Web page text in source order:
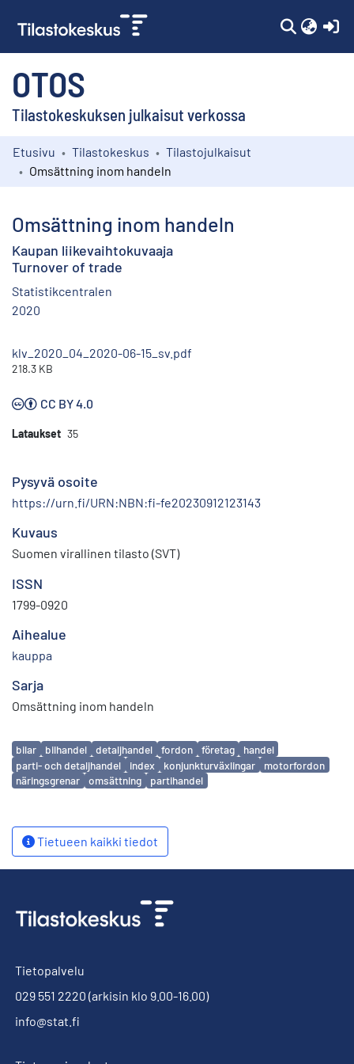
OTOS
Tilastokeskuksen julkaisut verkossa
Kokoelmat
Etusivu Tilastokeskus
Tilastojulkaisut
Omsättning inom handeln
Omsättning inom handeln
Kaupan liikevaihtokuvaaja
Turnover of trade
Statistikcentralen
2020
klv_2020_04_2020-06-15_sv.pdf
218.3 KB
CC BY 4.0
Lataukset 35
Pysyvä osoite
https://urn.fi/URN:NBN:fi-fe20230912123143
Kuvaus
Suomen virallinen tilasto (SVT)
ISSN
1799-0920
Aihealue
kauppa
Sarja
Omsättning inom handeln
Avainsanat
bilar bilhandel detaljhandel fordon företag
handel
parti- och detaljhandel
index konjunkturväxlingar
motorfordon
näringsgrenar
omsättning partihandel
Tietueen kaikki tiedot
Tietopalvelu
029 551 2220 (arkisin klo 9.00-16.00)
info@stat.fi